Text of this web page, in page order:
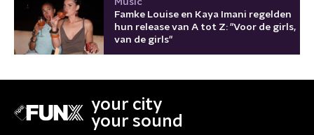
Famke Louise en Kaya Imani regelden
hun release van A tot Z: "Voor de girls,
van de girls"
your city
your sound